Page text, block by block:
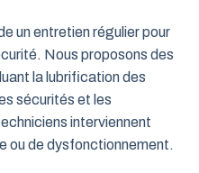
un entretien régulier pour
Nous proposons des
la lubrification des
sécurités et les
interviennent
ou de dysfonctionnement.